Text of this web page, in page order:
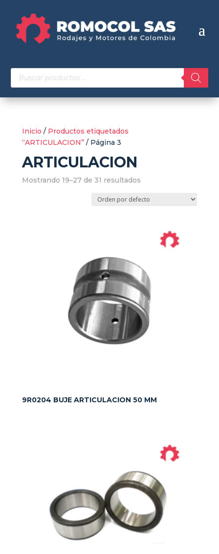
Búsqueda
de
productos
Inicio / Productos etiquetados
“ARTICULACION”/ Página 3
ARTICULACION
Mostrando 19–27 de 31 resultados
9R0204 BUJE ARTICULACION 50 MM